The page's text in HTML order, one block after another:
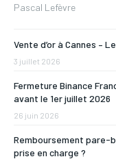
Pascal Lefèvre
Vente d’or à Cannes –
3 juillet 2026
Fermeture Binance
avant le 1er juillet 2026
26 juin 2026
Remboursement pare-
prise en charge ?